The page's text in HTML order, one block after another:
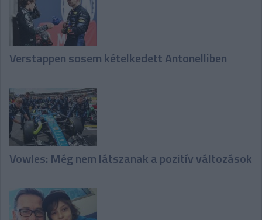
Verstappen sosem kételkedett Antonelliben
Vowles: Még nem látszanak a pozitív változások